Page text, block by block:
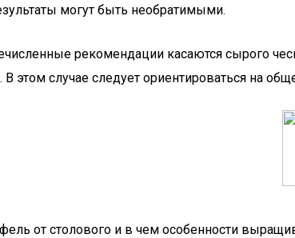
могут быть необратимыми.
рекомендации касаются сырого
этом случае следует ориентироваться на
от столового и в чем особенности